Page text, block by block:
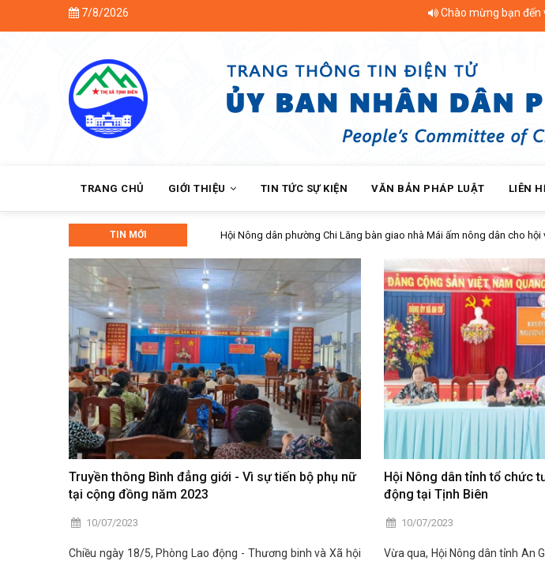
7/8/2026 Chào mừng bạn đến với Trang
NAVIGATION
TRANG CHỦ GIỚI THIỆU TIN TỨC SỰ KIỆN VĂN BẢN PHÁP LUẬT LIÊN
TIN MỚI Hội Nông dân phường Chi Lăng bàn giao nhà Mái ấm nông dân cho hội viên
Truyền thông Bình đẳng giới - Vì sự tiến bộ phụ nữ
tại cộng đồng năm 2023
10/07/2023
Chiều ngày 18/5, Phòng Lao động - Thương binh và Xã hội
Hội Nông dân tỉnh tổ chức
động tại Tịnh Biên
10/07/2023
Vừa qua, Hội Nông dân tỉnh An